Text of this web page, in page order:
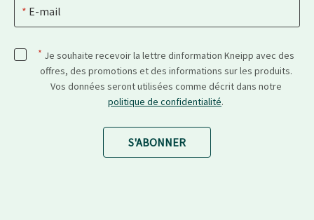
E-mail
* Je souhaite recevoir la lettre dinformation Kneipp avec des
offres, des promotions et des informations sur les produits.
Vos données seront utilisées comme décrit dans notre
politique de confidentialité.
S'ABONNER